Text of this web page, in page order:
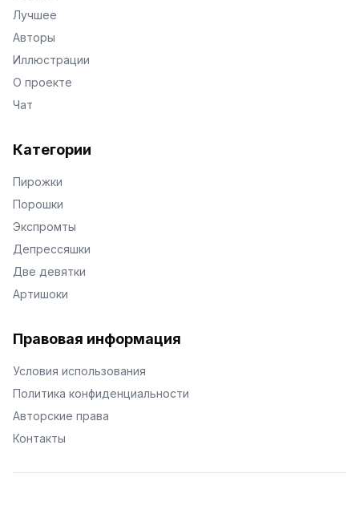
Лучшее
Авторы
Иллюстрации
О проекте
Чат
Категории
Пирожки
Порошки
Экспромты
Депрессяшки
Две девятки
Артишоки
Правовая информация
Условия использования
Политика конфиденциальности
Авторские права
Контакты